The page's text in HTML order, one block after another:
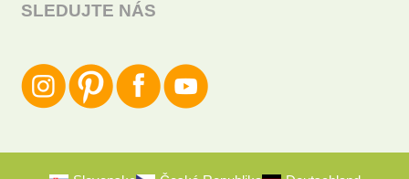
SLEDUJTE NÁS